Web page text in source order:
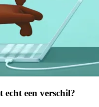
een verschil?